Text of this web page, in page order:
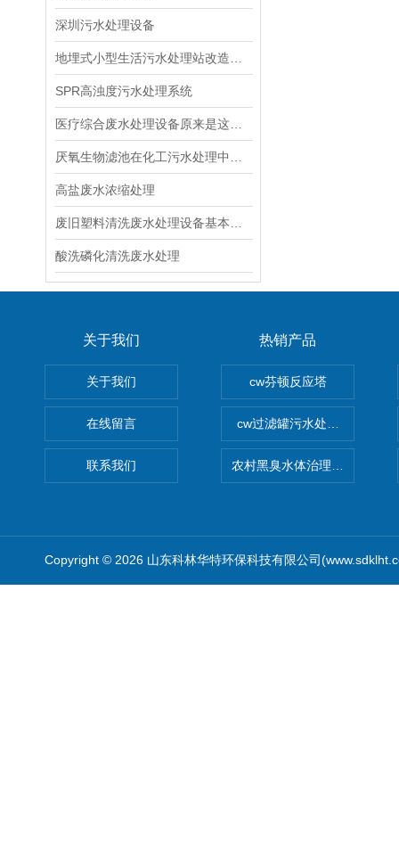
深圳污水处理设备
SPR高浊度污水处理系统
高盐废水浓缩处理
酸洗磷化清洗废水处理
关于我们
关于我们
在线留言
联系我们
热销产品
cw芬顿反应塔
cw过滤罐污水处理设备 多介
农村黑臭水体治理设备
Copyright © 2026 山东科林华特环保科技有限公司